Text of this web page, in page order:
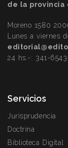
de la provincia
Moreno 1580
Lunes a viernes
24 hs.-: 341-
Servicios
Jurisprudencia
Doctrina
Biblioteca Digital